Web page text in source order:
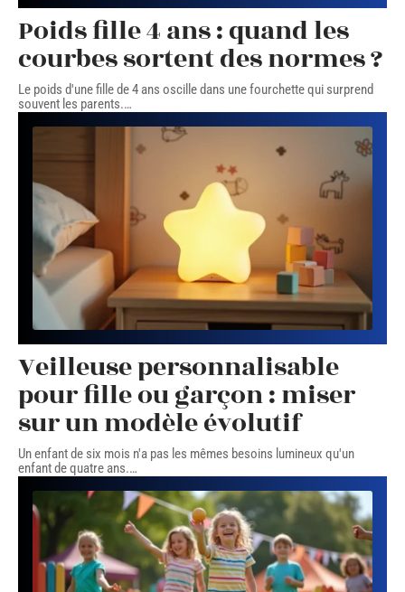
Poids fille 4 ans : quand les
courbes sortent des normes ?
Le poids d'une fille de 4 ans oscille dans une fourchette qui surprend
souvent les parents.…
Veilleuse personnalisable
pour fille ou garçon : miser
sur un modèle évolutif
Un enfant de six mois n'a pas les mêmes besoins lumineux qu'un
enfant de quatre ans.…